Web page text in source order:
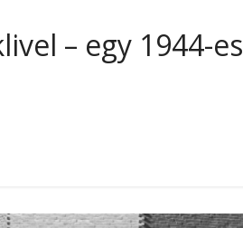
– egy 1944-es